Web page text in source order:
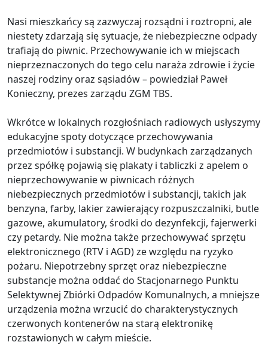
Nasi mieszkańcy są zazwyczaj rozsądni i roztropni, ale
niestety zdarzają się sytuacje, że niebezpieczne odpady
trafiają do piwnic. Przechowywanie ich w miejscach
nieprzeznaczonych do tego celu naraża zdrowie i życie
naszej rodziny oraz sąsiadów – powiedział Paweł
Konieczny, prezes zarządu ZGM TBS.
Wkrótce w lokalnych rozgłośniach radiowych usłyszymy
edukacyjne spoty dotyczące przechowywania
przedmiotów i substancji. W budynkach zarządzanych
przez spółkę pojawią się plakaty i tabliczki z apelem o
nieprzechowywanie w piwnicach różnych
niebezpiecznych przedmiotów i substancji, takich jak
benzyna, farby, lakier zawierający rozpuszczalniki, butle
gazowe, akumulatory, środki do dezynfekcji, fajerwerki
czy petardy. Nie można także przechowywać sprzętu
elektronicznego (RTV i AGD) ze względu na ryzyko
pożaru. Niepotrzebny sprzęt oraz niebezpieczne
substancje można oddać do Stacjonarnego Punktu
Selektywnej Zbiórki Odpadów Komunalnych, a mniejsze
urządzenia można wrzucić do charakterystycznych
czerwonych kontenerów na starą elektronikę
rozstawionych w całym mieście.